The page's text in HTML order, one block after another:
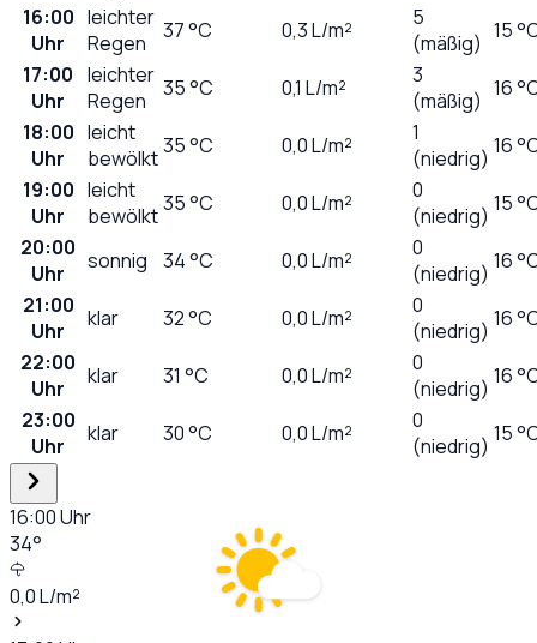
16:00
Uhr
leichter
Regen
37°C 0,3L/m²
5
(mäßig) 15
17:00
Uhr
leichter
Regen
35°C 0,1 L/m²
3
(mäßig) 16
18:00
Uhr
leicht
bewölkt35°C 0,0L/m²
1
(niedrig) 16
19:00
Uhr
leicht
bewölkt35°C 0,0L/m²
0
(niedrig) 15
20:00
Uhr
sonnig 34°C 0,0L/m²
0
(niedrig) 16
21:00
Uhr
klar 32°C 0,0L/m²
0
(niedrig) 16
22:00
Uhr
klar 31 °C 0,0L/m²
0
(niedrig) 16
23:00
Uhr
klar 30°C 0,0L/m²
0
(niedrig) 15
16:00Uhr
34°
0,0L/m²